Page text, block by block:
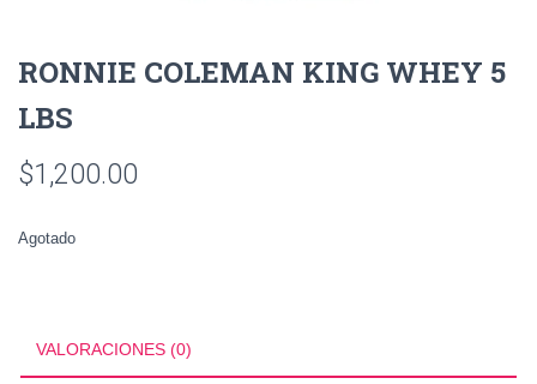
RONNIE COLEMAN KING WHEY 5
LBS
$1,200.00
Agotado
VALORACIONES (0)